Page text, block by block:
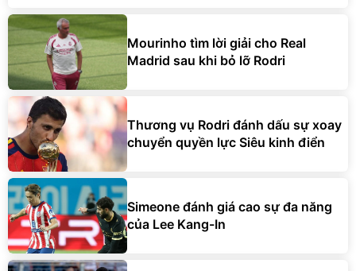
Mourinho tìm lời giải cho Real
Madrid sau khi bỏ lỡ Rodri
Thương vụ Rodri đánh dấu sự xoay
chuyển quyền lực Siêu kinh điển
Simeone đánh giá cao sự đa năng
của Lee Kang-In